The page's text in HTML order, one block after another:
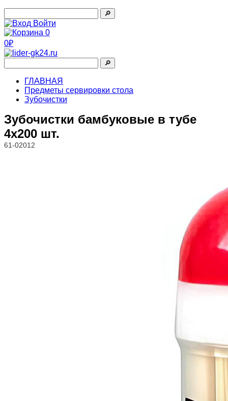
🔎︎
Войти
0
0₽
🔎︎
ГЛАВНАЯ
Предметы сервировки стола
Зубочистки
Зубочистки бамбуковые в тубе
4х200 шт.
61-02012